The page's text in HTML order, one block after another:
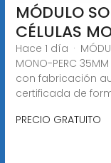
MÓDULO
CÉLULAS
Hace 1 día ·
MONO-PERC
con fabricación
certificada de
PRECIO GRATUITO